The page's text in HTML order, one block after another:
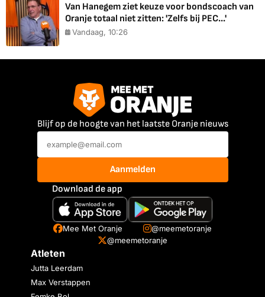
Van Hanegem ziet keuze voor bondscoach van
Oranje totaal niet zitten: 'Zelfs bij PEC...'
Vandaag, 10:26
Blijf op de hoogte van het laatste Oranje nieuws
Aanmelden
Download de app
Mee Met Oranje
@meemetoranje
@meemetoranje
Atleten
Jutta Leerdam
Max Verstappen